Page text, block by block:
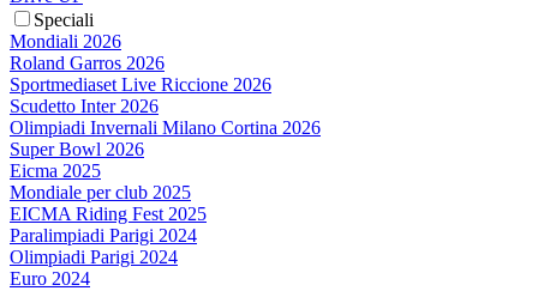
Speciali
Mondiali 2026
Roland Garros 2026
Sportmediaset Live Riccione 2026
Scudetto Inter 2026
Olimpiadi Invernali Milano Cortina 2026
Super Bowl 2026
Eicma 2025
Mondiale per club 2025
EICMA Riding Fest 2025
Paralimpiadi Parigi 2024
Olimpiadi Parigi 2024
Euro 2024